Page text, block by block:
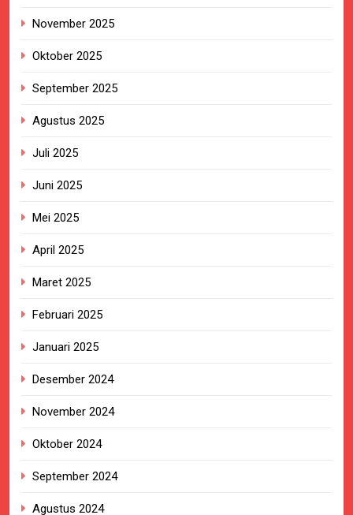
November 2025
Oktober 2025
September 2025
Agustus 2025
Juli 2025
Juni 2025
Mei 2025
April 2025
Maret 2025
Februari 2025
Januari 2025
Desember 2024
November 2024
Oktober 2024
September 2024
Agustus 2024